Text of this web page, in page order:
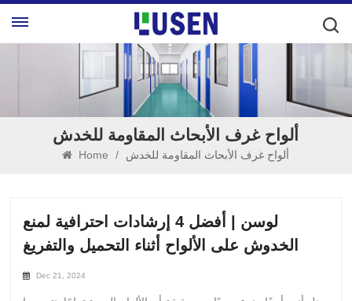
ألواح غرف الأبحاث المقاومة للخدش
Home / ألواح غرف الأبحاث المقاومة للخدش
لوسن | أفضل 4 إرشادات احترافية لمنع
الخدوش على الألواح أثناء التحميل والتفريغ
Dec 21, 2024